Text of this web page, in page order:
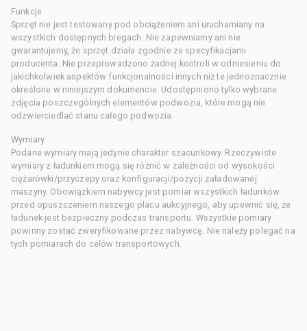
Funkcje
Sprzęt nie jest testowany pod obciążeniem ani uruchamiany na
wszystkich dostępnych biegach. Nie zapewniamy ani nie
gwarantujemy, że sprzęt działa zgodnie ze specyfikacjami
producenta. Nie przeprowadzono żadnej kontroli w odniesieniu do
jakichkolwiek aspektów funkcjonalności innych niż te jednoznacznie
określone w niniejszym dokumencie. Udostępniono tylko wybrane
zdjęcia poszczególnych elementów podwozia, które mogą nie
odzwierciedlać stanu całego podwozia.
Wymiary
Podane wymiary mają jedynie charakter szacunkowy. Rzeczywiste
wymiary z ładunkiem mogą się różnić w zależności od wysokości
ciężarówki/przyczepy oraz konfiguracji/pozycji załadowanej
maszyny. Obowiązkiem nabywcy jest pomiar wszystkich ładunków
przed opuszczeniem naszego placu aukcyjnego, aby upewnić się, że
ładunek jest bezpieczny podczas transportu. Wszystkie pomiary
powinny zostać zweryfikowane przez nabywcę. Nie należy polegać na
tych pomiarach do celów transportowych.